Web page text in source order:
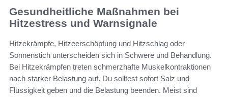
Gesundheitliche Maßnahmen bei
Hitzestress und Warnsignale
Hitzekrämpfe, Hitzeerschöpfung und Hitzschlag oder
Sonnenstich unterscheiden sich in Schwere und Behandlung.
Bei Hitzekrämpfen treten schmerzhafte Muskelkontraktionen
nach starker Belastung auf. Du solltest sofort Salz und
Flüssigkeit geben und die Belastung beenden. Meist sind